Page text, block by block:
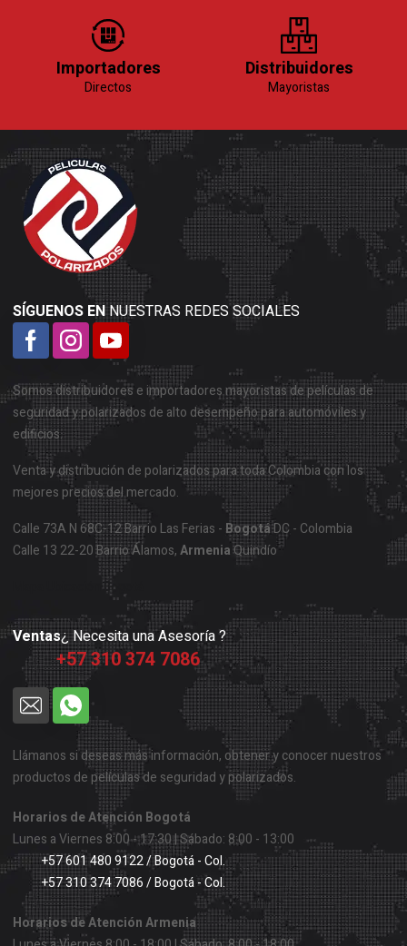
Importadores
Directos
Distribuidores
Mayoristas
SÍGUENOS EN NUESTRAS REDES SOCIALES
Somos distribuidores e importadores mayoristas de películas de
seguridad y polarizados de alto desempeño para automóviles y
edificios.
Venta y distribución de polarizados para toda Colombia con los
mejores precios del mercado.
Calle 73A N 68C-12 Barrio Las Ferias - BogotáDC - Colombia
Calle 13 22-20 Barrio Álamos,ArmeniaQuindío
Mapa Ubicación Bogotá
Ventas¿ Necesita una Asesoría ?
+57 310 374 7086
Llámanos si deseas más información, obtener y conocer nuestros
productos de películas de seguridad y polarizados.
Horarios de Atención Bogotá
Lunes a Viernes 8:00 - 17:30 | Sábado: 8:00 - 13:00
+57 601 480 9122 / Bogotá - Col.
+57 310 374 7086 / Bogotá - Col.
Horarios de Atención Armenia